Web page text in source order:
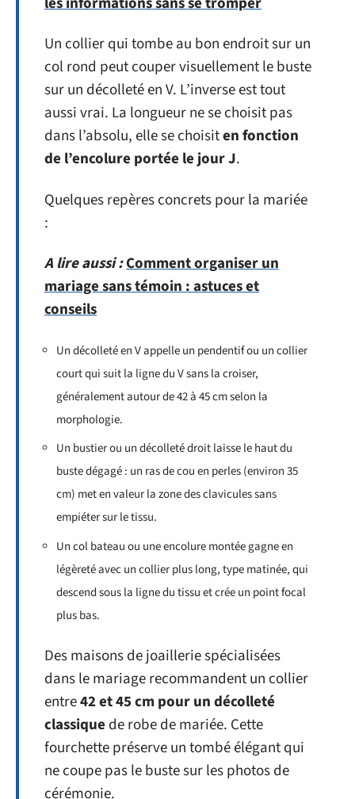
Un collier qui tombe au bon endroit sur un
col rond peut couper visuellement le buste
sur un décolleté en V. L’inverse est tout
aussi vrai. La longueur ne se choisit pas
dans l’absolu, elle se choisiten fonction
de l’encolure portée le jour J.
Quelques repères concrets pour la mariée
:
A lire aussi :Comment organiser un
mariage sans témoin : astuces et
conseils
Un décolleté en V appelle un pendentif ou un collier
court qui suit la ligne du V sans la croiser,
généralement autour de 42 à 45 cm selon la
morphologie.
Un bustier ou un décolleté droit laisse le haut du
buste dégagé : un ras de cou en perles (environ 35
cm) met en valeur la zone des clavicules sans
empiéter sur le tissu.
Un col bateau ou une encolure montée gagne en
légèreté avec un collier plus long, type matinée, qui
descend sous la ligne du tissu et crée un point focal
plus bas.
Des maisons de joaillerie spécialisées
dans le mariage recommandent un collier
entre42 et 45 cm pour un décolleté
classique de robe de mariée. Cette
fourchette préserve un tombé élégant qui
ne coupe pas le buste sur les photos de
cérémonie.